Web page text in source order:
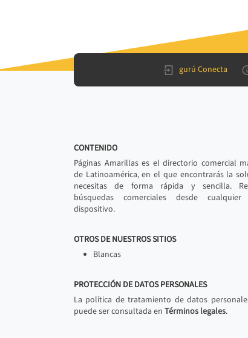
gurú Conecta
CONTENIDO
Páginas Amarillas es el directorio comercial
de Latinoamérica, en el que encontrarás la
necesitas de forma rápida y sencilla.
búsquedas comerciales desde
dispositivo.
OTROS DE NUESTROS SITIOS
Blancas
PROTECCIÓN DE DATOS PERSONALES
La política de tratamiento de datos
puede ser consultada en Términos legales.